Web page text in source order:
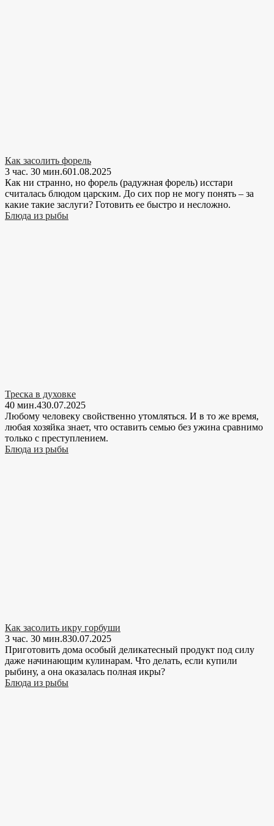
Как засолить форель
3 час. 30 мин.601.08.2025
Как ни странно, но форель (радужная форель) исстари
считалась блюдом царским. До сих пор не могу понять – за
какие такие заслуги? Готовить ее быстро и несложно.
Блюда из рыбы
Треска в духовке
40 мин.430.07.2025
Любому человеку свойственно утомляться. И в то же время,
любая хозяйка знает, что оставить семью без ужина сравнимо
только с преступлением.
Блюда из рыбы
Как засолить икру горбуши
3 час. 30 мин.830.07.2025
Приготовить дома особый деликатесный продукт под силу
даже начинающим кулинарам. Что делать, если купили
рыбину, а она оказалась полная икры?
Блюда из рыбы